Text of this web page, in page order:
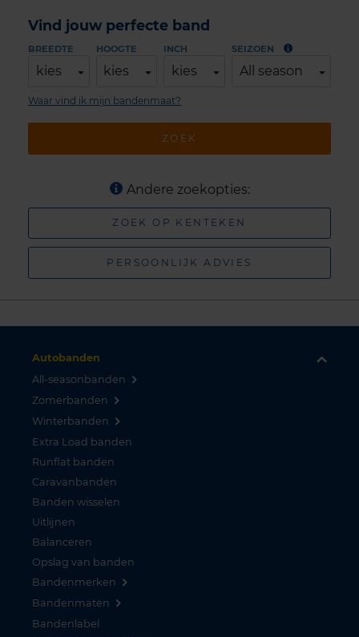
Vind jouw perfecte band
BREEDTE
kies
HOOGTE
kies
INCH
kies
SEIZOEN
All season
ZOEK
Waar vind ik mijn bandenmaat?
Andere zoekopties:
ZOEK OP KENTEKEN
PERSOONLIJK ADVIES
Autobanden
All-seasonbanden
Zomerbanden
Winterbanden
Extra Load banden
Runflat banden
Caravanbanden
Banden wisselen
Uitlijnen
Balanceren
Opslag van banden
Bandenmerken
Bandenmaten
Bandenlabel